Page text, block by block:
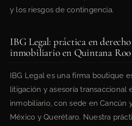
y los riesgos de contingencia.
IBG Legal: práctica en
inmobiliario en Quintana Roo
IBG Legal es una firma boutique
litigación y asesoría transaccional
inmobiliario, con sede en Cancún
México y Querétaro. Nuestra